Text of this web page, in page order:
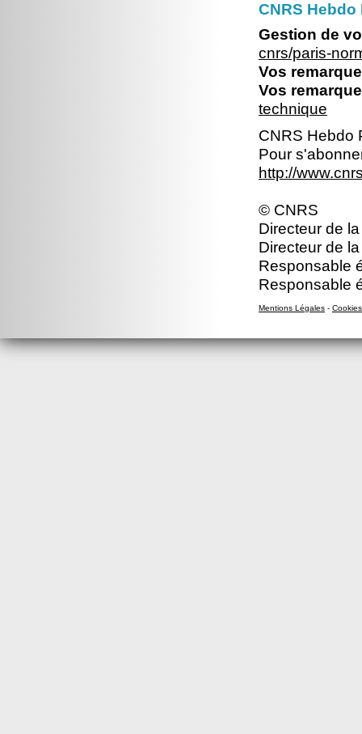
CNRS
Gestion de
cnrs/paris-
Vos
Vos
technique
CNRS Hebdo
Pour
http://
© CNRS
Directeur de
Directeur de
Responsable
Responsable
Mentions Légales - Cookies